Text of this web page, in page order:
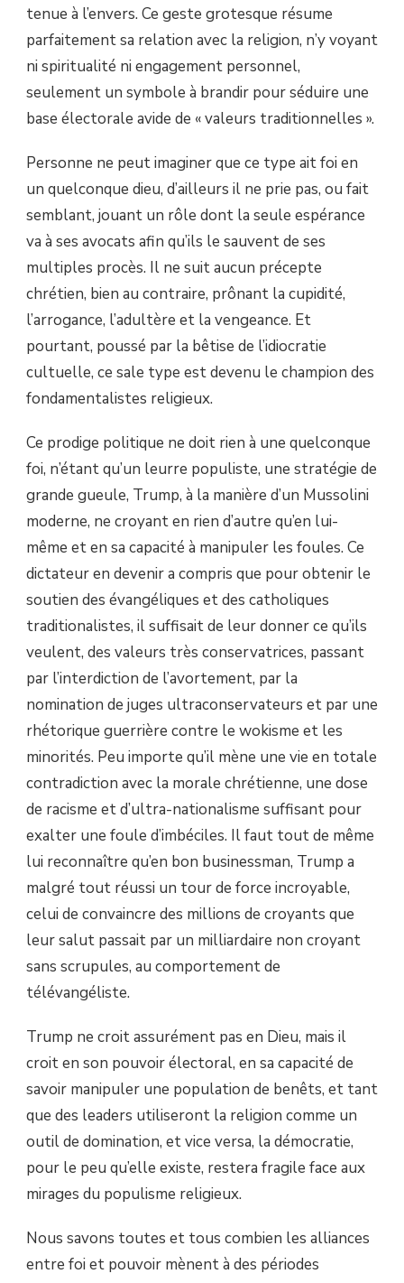
tenue à l’envers. Ce geste grotesque résume
parfaitement sa relation avec la religion, n’y voyant
ni spiritualité ni engagement personnel,
seulement un symbole à brandir pour séduire une
base électorale avide de « valeurs traditionnelles ».
Personne ne peut imaginer que ce type ait foi en
un quelconque dieu, d’ailleurs il ne prie pas, ou fait
semblant, jouant un rôle dont la seule espérance
va à ses avocats afin qu’ils le sauvent de ses
multiples procès. Il ne suit aucun précepte
chrétien, bien au contraire, prônant la cupidité,
l’arrogance, l’adultère et la vengeance. Et
pourtant, poussé par la bêtise de l’idiocratie
cultuelle, ce sale type est devenu le champion des
fondamentalistes religieux.
Ce prodige politique ne doit rien à une quelconque
foi, n’étant qu’un leurre populiste, une stratégie de
grande gueule, Trump, à la manière d’un Mussolini
moderne, ne croyant en rien d’autre qu’en lui-
même et en sa capacité à manipuler les foules. Ce
dictateur en devenir a compris que pour obtenir le
soutien des évangéliques et des catholiques
traditionalistes, il suffisait de leur donner ce qu’ils
veulent, des valeurs très conservatrices, passant
par l’interdiction de l’avortement, par la
nomination de juges ultraconservateurs et par une
rhétorique guerrière contre le wokisme et les
minorités. Peu importe qu’il mène une vie en totale
contradiction avec la morale chrétienne, une dose
de racisme et d’ultra-nationalisme suffisant pour
exalter une foule d’imbéciles. Il faut tout de même
lui reconnaître qu’en bon businessman, Trump a
malgré tout réussi un tour de force incroyable,
celui de convaincre des millions de croyants que
leur salut passait par un milliardaire non croyant
sans scrupules, au comportement de
télévangéliste.
Trump ne croit assurément pas en Dieu, mais il
croit en son pouvoir électoral, en sa capacité de
savoir manipuler une population de benêts, et tant
que des leaders utiliseront la religion comme un
outil de domination, et vice versa, la démocratie,
pour le peu qu’elle existe, restera fragile face aux
mirages du populisme religieux.
Nous savons toutes et tous combien les alliances
entre foi et pouvoir mènent à des périodes